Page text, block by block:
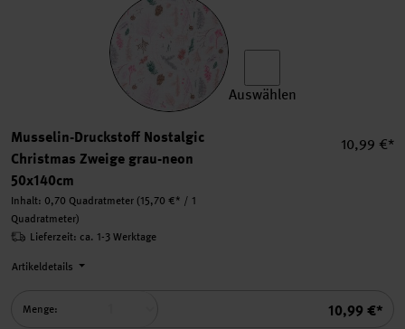
Auswählen
Musselin-Druckstoff Nostalgic
Christmas Zweige grau-neon
50x140cm
Inhalt: 0,70 Quadratmeter (15,70 €* / 1
Quadratmeter)
10,99 €*
Summe
10,99 €*
Lieferzeit: ca. 1-3 Werktage
Artikeldetails
Menge: